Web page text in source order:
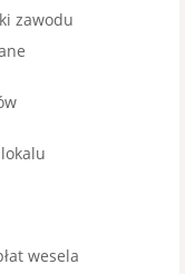
zawodu
wesela